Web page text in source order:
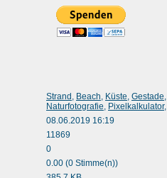
Strand , Beach, Küste, Gestade,
Naturfotografie, Pixelkalkulator,
08.06.2019 16:19
11869
0
0.00 (0 Stimme(n))